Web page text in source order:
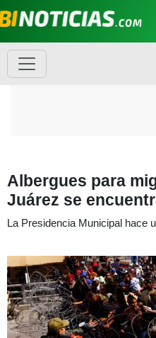
Albergues para
Juárez se
La Presidencia Municipal hace